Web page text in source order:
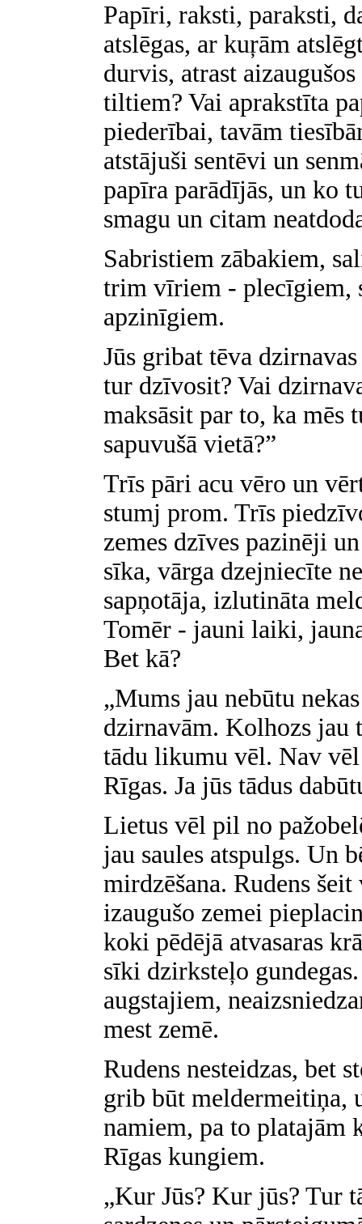
Papīri, raksti, paraksti,
atslēgas, ar kuŗām
durvis, atrast
tiltiem? Vai aprakstīta
piederībai, tavām
atstājuši sentēvi un
papīra parādījās, un ko
smagu un citam
Sabristiem zābakiem,
trim vīriem - plecīgiem,
apzinīgiem.
Jūs gribat tēva
tur dzīvosit? Vai
maksāsit par to, ka
sapuvušā vietā?”
Trīs pāri acu vēro un
stumj prom. Trīs
zemes dzīves pazinēji
sīka, vārga dzejniecīte
sapņotāja, izlutināta
Tomēr - jauni laiki,
Bet kā?
„Mums jau nebūtu
dzirnavām. Kolhozs jau
tādu likumu vēl. Nav
Rīgas. Ja jūs tādus
Lietus vēl pil no
jau saules atspulgs. Un
mirdzēšana. Rudens
izaugušo zemei
koki pēdējā atvasaras
sīki dzirksteļo
augstajiem,
mest zemē.
Rudens nesteidzas, bet
grib būt meldermeitiņa,
namiem, pa to platajām
Rīgas kungiem.
„Kur Jūs? Kur jūs? Tur